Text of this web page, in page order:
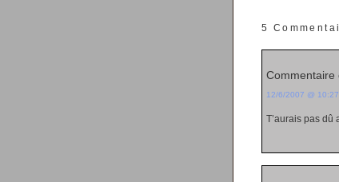
5
Commentaire
12/6/2007 @ 10:27
T’aurais pas dû